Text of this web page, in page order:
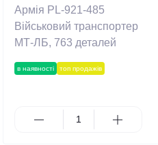
в наявності топ продажів